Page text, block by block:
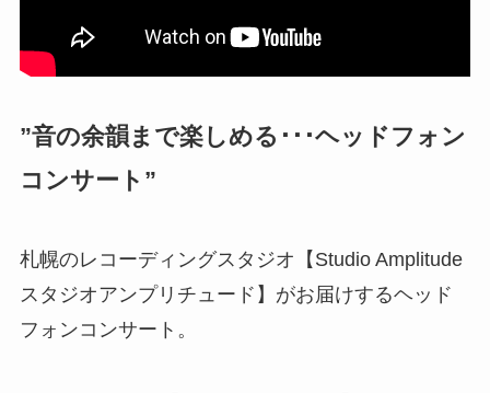
”音の余韻まで楽しめる･･･ヘッドフォン
コンサート ”
札幌のレコーディングスタジオ【Studio Amplitude
スタジオアンプリチュード】がお届けするヘッド
フォンコンサート。